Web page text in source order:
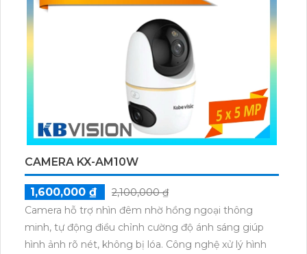
CAMERA KX-AM10W
1,600,000 ₫
2,100,000 ₫
Camera hỗ trợ nhìn đêm nhờ hồng ngoại thông
minh, tự động điều chỉnh cường độ ánh sáng giúp
hình ảnh rõ nét, không bị lóa. Công nghệ xử lý hình